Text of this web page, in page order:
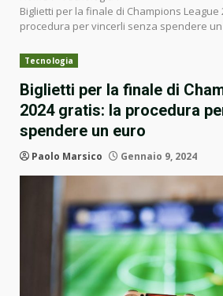
Biglietti per la finale di Champions League
procedura per vincerli senza spendere
Tecnologia
Biglietti per la finale di
2024 gratis: la procedura
spendere un euro
Paolo Marsico Gennaio 9, 2024